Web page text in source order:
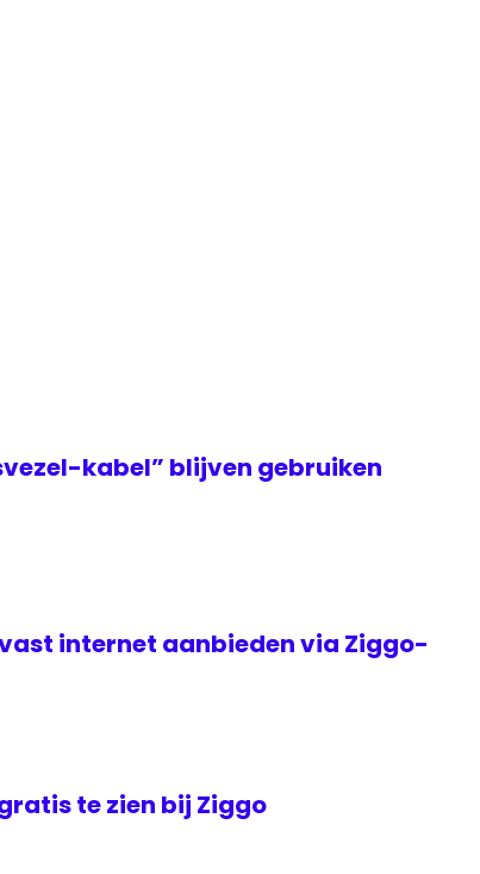
kabel” blijven gebruiken
internet aanbieden via Ziggo-
te zien bij Ziggo